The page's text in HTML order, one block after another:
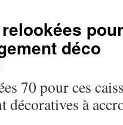
déco
70 pour ces
décoratives à